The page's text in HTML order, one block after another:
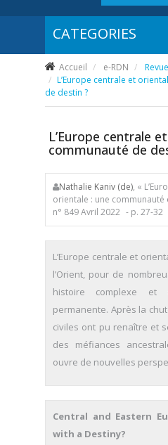
Accueil e-RDN
L’Europe centrale et
de destin ?
L’Europe centrale
communauté de
Nathalie Kaniv (de), «
orientale : une communauté
n° 849 Avril 2022 - p. 27-32
L’Europe centrale et
l’Orient, pour de
histoire complexe et
permanente. Après la
civiles ont pu renaître et
des méfiances
ouvre de nouvelles
Central and Eastern
with a Destiny?